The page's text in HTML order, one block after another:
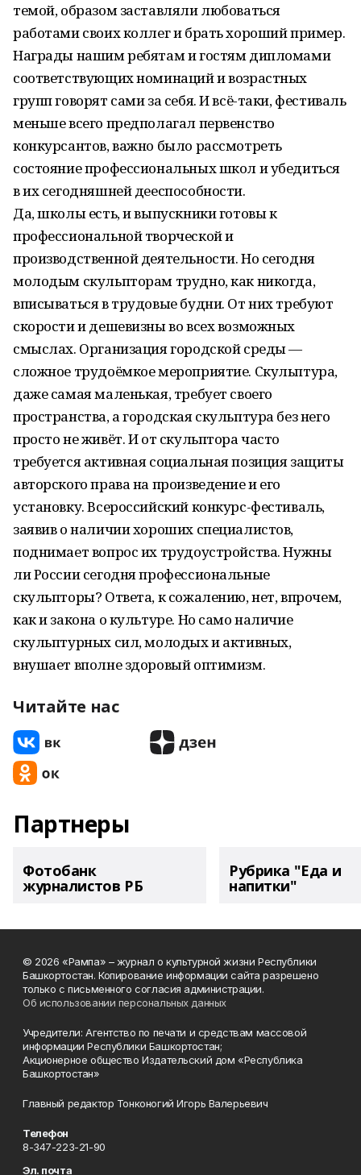
темой, образом заставляли любоваться
работами своих коллег и брать хороший пример.
Награды нашим ребятам и гостям дипломами
соответствующих номинаций и возрастных
групп говорят сами за себя. И всё-таки, фестиваль
меньше всего предполагал первенство
конкурсантов, важно было рассмотреть
состояние профессиональных школ и убедиться
в их сегодняшней дееспособности.
Да, школы есть, и выпускники готовы к
профессиональной творческой и
производственной деятельности. Но сегодня
молодым скульпторам трудно, как никогда,
вписываться в трудовые будни. От них требуют
скорости и дешевизны во всех возможных
смыслах. Организация городской среды —
сложное трудоёмкое мероприятие. Скульптура,
даже самая маленькая, требует своего
пространства, а городская скульптура без него
просто не живёт. И от скульптора часто
требуется активная социальная позиция защиты
авторского права на произведение и его
установку. Всероссийский конкурс-фестиваль,
заявив о наличии хороших специалистов,
поднимает вопрос их трудоустройства. Нужны
ли России сегодня профессиональные
скульпторы? Ответа, к сожалению, нет, впрочем,
как и закона о культуре. Но само наличие
скульптурных сил, молодых и активных,
внушает вполне здоровый оптимизм.
Читайте нас
Партнеры
Фотобанк
журналистов РБ
Рубрика "Еда и
напитки"
© 2026 «Рампа» – журнал о культурной жизни Республики
Башкортостан. Копирование информации сайта разрешено
только с письменного согласия администрации.
Об использовании персональных данных
Учредители: Агентство по печати и средствам массовой
информации Республики Башкортостан;
Акционерное общество Издательский дом «Республика
Башкортостан»
Главный редактор Тонконогий Игорь Валерьевич
Телефон
8-347-223-21-90
Эл. почта